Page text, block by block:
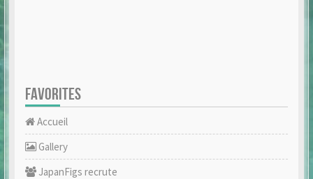
FAVORITES
Accueil
Gallery
JapanFigs recrute